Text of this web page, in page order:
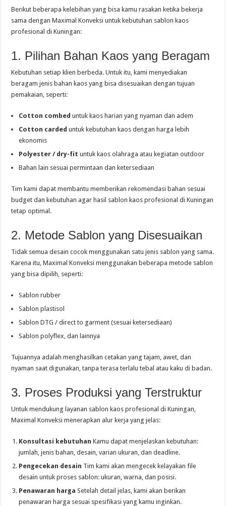
Berikut beberapa kelebihan yang bisa kamu rasakan ketika bekerja
sama dengan Maximal Konveksi untuk kebutuhan sablon kaos
profesional di Kuningan:
1. Pilihan Bahan Kaos yang Beragam
Kebutuhan setiap klien berbeda. Untuk itu, kami menyediakan
beragam jenis bahan kaos yang bisa disesuaikan dengan tujuan
pemakaian, seperti:
Cotton combed untuk kaos harian yang nyaman dan adem
Cotton carded untuk kebutuhan kaos dengan harga lebih
ekonomis
Polyester / dry-fit untuk kaos olahraga atau kegiatan outdoor
Bahan lain sesuai permintaan dan ketersediaan
Tim kami dapat membantu memberikan rekomendasi bahan sesuai
budget dan kebutuhan agar hasil sablon kaos profesional di Kuningan
tetap optimal.
2. Metode Sablon yang Disesuaikan
Tidak semua desain cocok menggunakan satu jenis sablon yang sama.
Karena itu, Maximal Konveksi menggunakan beberapa metode sablon
yang bisa dipilih, seperti:
Sablon rubber
Sablon plastisol
Sablon DTG / direct to garment (sesuai ketersediaan)
Sablon polyflex, dan lainnya
Tujuannya adalah menghasilkan cetakan yang tajam, awet, dan
nyaman saat digunakan, tanpa terasa terlalu tebal atau kaku di badan.
3. Proses Produksi yang Terstruktur
Untuk mendukung layanan sablon kaos profesional di Kuningan,
Maximal Konveksi menerapkan alur kerja yang jelas:
Konsultasi kebutuhan Kamu dapat menjelaskan kebutuhan:
jumlah, jenis bahan, desain, varian ukuran, dan deadline.
Pengecekan desain Tim kami akan mengecek kelayakan file
desain untuk proses sablon: ukuran, warna, dan posisi.
Penawaran harga Setelah detail jelas, kami akan berikan
penawaran harga sesuai spesifikasi yang kamu inginkan.